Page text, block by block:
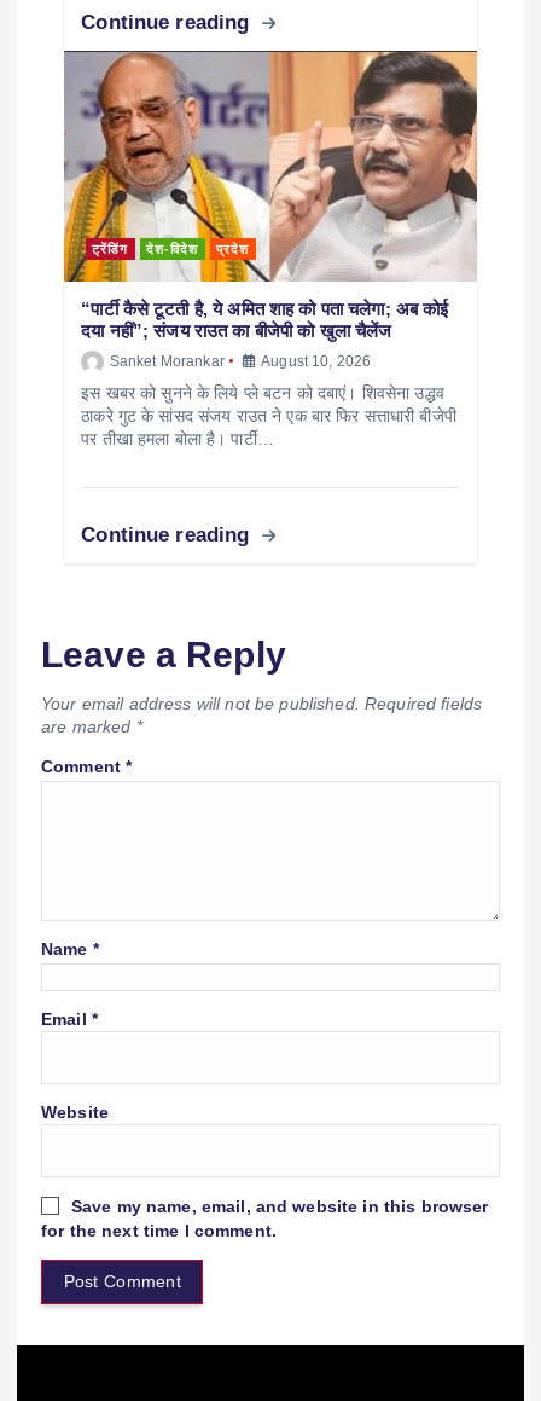
Continue reading
ट्रेंडिंग देश-विदेश प्रदेश
“पार्टी कैसे टूटती है, ये अमित शाह को पता चलेगा; अब कोई
दया नहीं”; संजय राउत का बीजेपी को खुला चैलेंज
Sanket Morankar August 10, 2026
इस खबर को सुनने के लिये प्ले बटन को दबाएं। शिवसेना उद्धव
ठाकरे गुट के सांसद संजय राउत ने एक बार फिर सत्ताधारी बीजेपी
पर तीखा हमला बोला है। पार्टी…
Continue reading
Leave a Reply
Your email address will not be published. Required fields
are marked *
Comment*
Name *
Email *
Website
Save my name, email, and website in this browser
for the next time I comment.